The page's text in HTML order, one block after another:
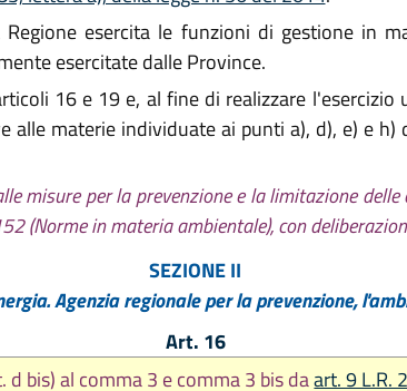
esercita le funzioni di gestione in
esercitate dalle Province.
16 e 19 e, al fine di realizzare
alle materie individuate ai punti a), d), e) e
misure per la prevenzione e la limitazione
(Norme in materia ambientale), con
SEZIONE II
Agenzia regionale per la prevenzione,
Art. 16
d bis) al comma 3 e comma 3 bis daart. 9 L.R.